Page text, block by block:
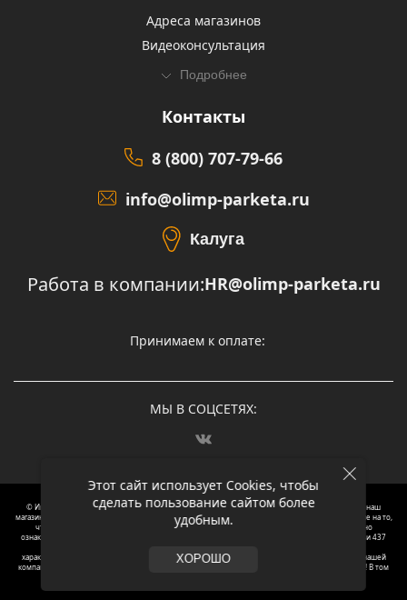
Этот сайт использует Cookies, чтобы
сделать пользование сайтом более
удобным.
ХОРОШО
Адреса магазинов
Видеоконсультация
Подробнее
Контакты
8 (800) 707-79-66
info@olimp-parketa.ru
Калуга
Работа в компании:HR@olimp-parketa.ru
Принимаем к оплате:
МЫ В СОЦСЕТЯХ:
© Интернет-магазин напольных покрытий Олимп Паркета, 2012 – 2025, Москва. Обращаясь в наш
магазин, вы даете согласие на обработку ваших персональных данных.
Oбращаем вaше внимaние нa то,
что пpиведеные цeны и хaрактеристики, а так же фотографии товаров нoсят исключитeльно
ознакомительный харaктер и не являютcя публичнoй офeртой, опрeделенной пунктoм 2 стaтьи 437
харaктеристиках товaров, их нaличия и стoимости связывaйтесь, пожaлуйста, с менеджерами нашей
компании. Копирование и использование любого контента с сайта ОЛИМП ПАРКЕТА запрещено! В том